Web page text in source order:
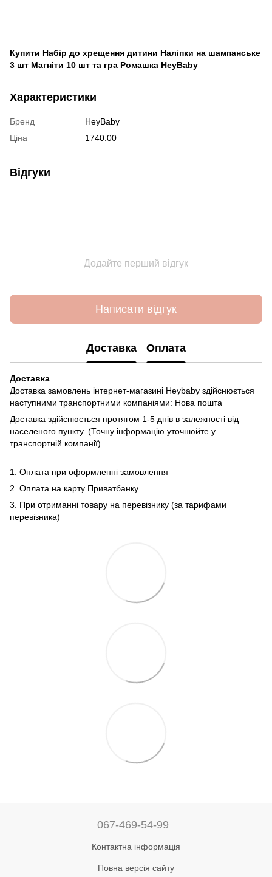
Купити Набір до хрещення дитини Наліпки на шампанське
3 шт Магніти 10 шт та гра Ромашка HeyBaby
Характеристики
Бренд
HeyBaby
Ціна
1740.00
Відгуки
Додайте перший відгук
Написати відгук
Доставка Оплата
Доставка
Доставка замовлень інтернет-магазині Heybaby здійснюється
наступними транспортними компаніями: Нова пошта
Доставка здійснюється протягом 1-5 днів в залежності від
населеного пункту. (Точну інформацію уточнюйте у
транспортній компанії).
1. Оплата при оформленні замовлення
2. Оплата на карту Приватбанку
3. При отриманні товару на перевізнику (за тарифами
перевізника)
067-469-54-99
Контактна інформація
Повна версія сайту